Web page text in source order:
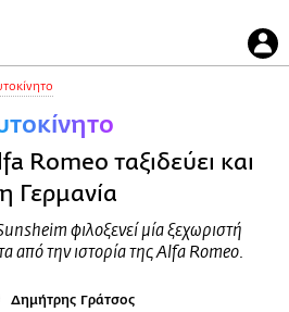
Romeo ταξιδεύει και
Γερμανία
φιλοξενεί μία ξεχωριστή
από την ιστορία της Alfa Romeo.
Δημήτρης Γράτσος